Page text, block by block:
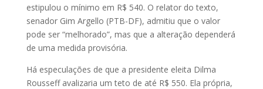
estipulou o mínimo em R$ 540. O relator do texto,
senador Gim Argello (PTB-DF), admitiu que o valor
pode ser “melhorado”, mas que a alteração dependerá
de uma medida provisória.
Há especulações de que a presidente eleita Dilma
Rousseff avalizaria um teto de até R$ 550. Ela própria,